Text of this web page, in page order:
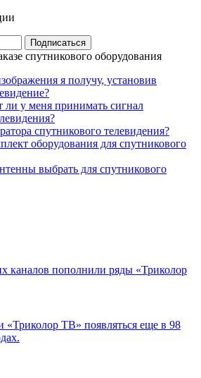
Подписаться
спутникового оборудования
я получу, установив
ли у меня принимать сигнал
спутникового телевидения?
оборудования для спутникового
выбрать для спутникового
каналов пополнили ряды «Триколор
«Триколор ТВ» появляться еще в 98